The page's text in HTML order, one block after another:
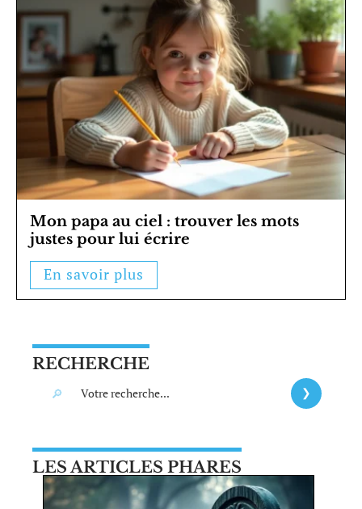
Mon papa au ciel : trouver les mots
justes pour lui écrire
En savoir plus
RECHERCHE
LES ARTICLES PHARES